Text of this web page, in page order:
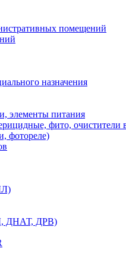
помещений
назначения
элементы питания
фито, очистители
фотореле)
ДНАТ, ДРВ)